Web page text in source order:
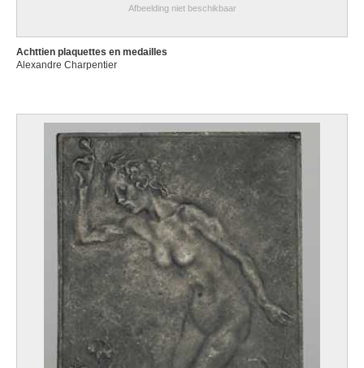
Afbeelding niet beschikbaar
Achttien plaquettes en medailles
Alexandre Charpentier